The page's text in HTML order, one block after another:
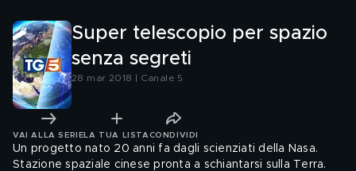
Super telescopio per spazio
senza segreti
28 mar 2018 | Canale 5
VAI ALLA SERIE LA TUA LISTA CONDIVIDI
Un progetto nato 20 anni fa dagli scienziati della Nasa.
Stazione spaziale cinese pronta a schiantarsi sulla Terra.